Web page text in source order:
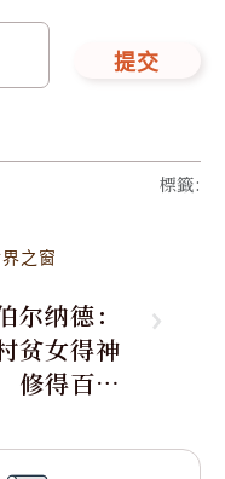
提交
標籤:
之窗
尔纳德：
贫女得神
修得百年